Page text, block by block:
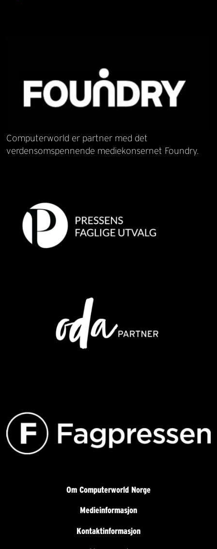
Computerworld er partner med det
verdensomspennende mediekonsernet Foundry.
Om Computerworld Norge
Medieinformasjon
Kontaktinformasjon